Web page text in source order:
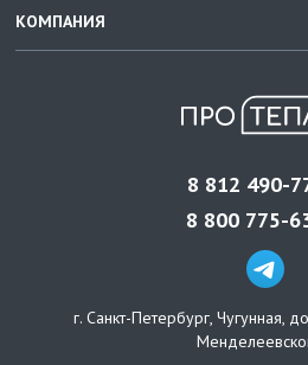
КОМПАНИЯ
8 812 490-
8 800 775-
г. Санкт-Петербург, Чугунная,